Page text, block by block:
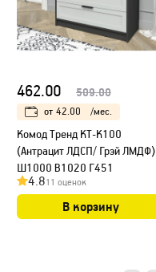
462.00 509.00
от 42.00 /мес.
Kомод Тренд КТ-К100
(Антрацит ЛДСП/ Грэй ЛМДФ)
Ш1000 В1020 Г451
4.811 оценок
В корзину